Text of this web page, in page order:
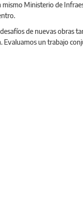
Ministerio de
de nuevas obras
Evaluamos un trabajo